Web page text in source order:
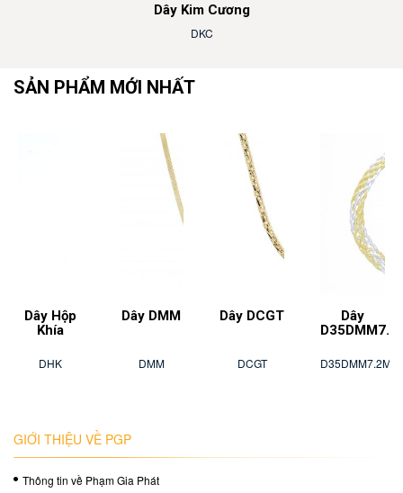
Dây Kim Cương
DKC
SẢN PHẨM MỚI NHẤT
Dây Hộp
Khía
DHK
Dây DMM
DMM
Dây DCGT
DCGT
Dây
D35DMM7.2M
GIỚI THIỆU VỀ PGP
Thông tin về Phạm Gia Phát